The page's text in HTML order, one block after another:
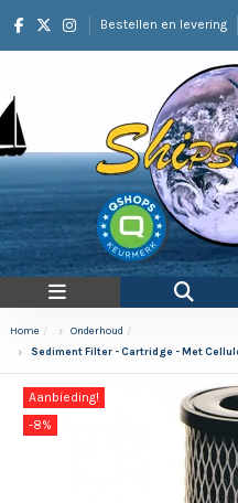
Bestellen en levering
Home
Onderhoud
Sediment Filter - Cartridge - Met
Aanbieding!
-8%